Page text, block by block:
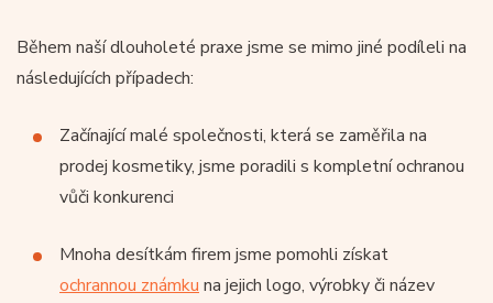
Během naší dlouholeté praxe jsme se mimo jiné podíleli na
následujících případech:
Začínající malé společnosti, která se zaměřila na
prodej kosmetiky, jsme poradili s kompletní ochranou
vůči konkurenci
Mnoha desítkám firem jsme pomohli získat
ochrannou známku na jejich logo, výrobky či název